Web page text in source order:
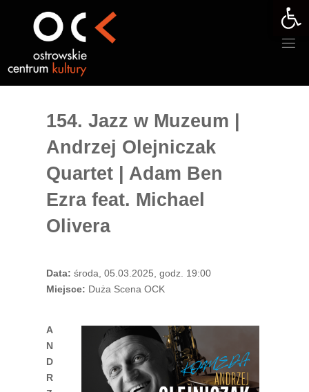
154. Jazz w Muzeum |
Andrzej Olejniczak
Quartet | Adam Ben
Ezra feat. Michael
Olivera
Data: środa, 05.03.2025, godz. 19:00
Miejsce: Duża Scena OCK
A
N
D
R